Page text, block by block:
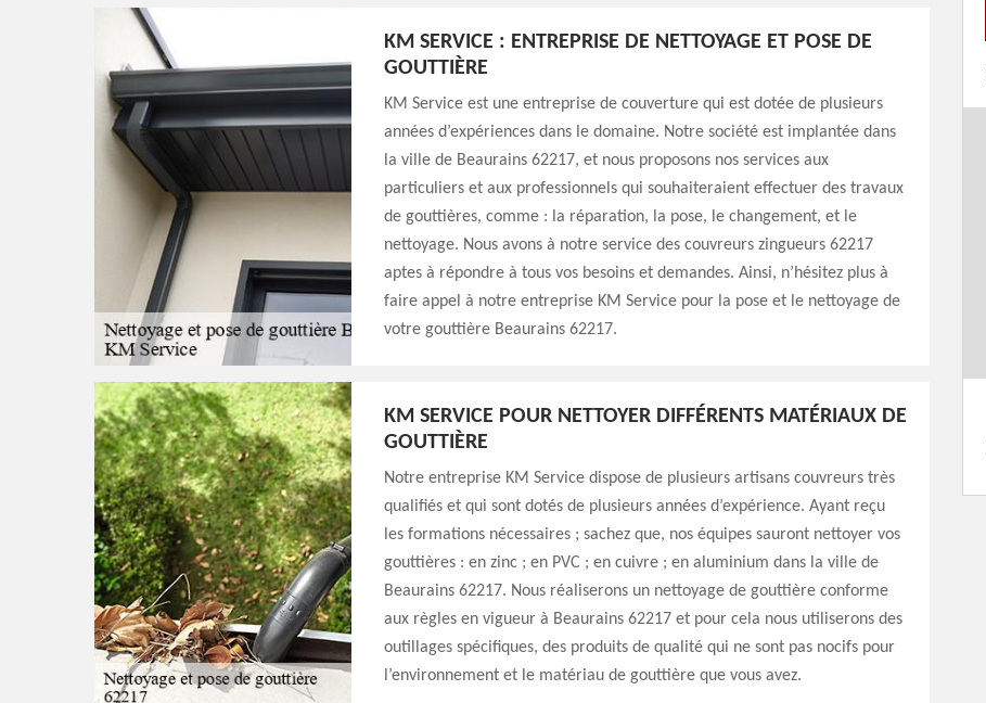
KM SERVICE : ENTREPRISE DE NETTOYAGE ET POSE DE
GOUTTIÈRE
KM Service est une entreprise de couverture qui est dotée de plusieurs
années d’expériences dans le domaine. Notre société est implantée dans
la ville de Beaurains 62217, et nous proposons nos services aux
particuliers et aux professionnels qui souhaiteraient effectuer des travaux
de gouttières, comme : la réparation, la pose, le changement, et le
nettoyage. Nous avons à notre service des couvreurs zingueurs 62217
aptes à répondre à tous vos besoins et demandes. Ainsi, n’hésitez plus à
faire appel à notre entreprise KM Service pour la pose et le nettoyage de
votre gouttière Beaurains 62217.
KM SERVICE POUR NETTOYER DIFFÉRENTS MATÉRIAUX DE
GOUTTIÈRE
Notre entreprise KM Service dispose de plusieurs artisans couvreurs très
qualifiés et qui sont dotés de plusieurs années d’expérience. Ayant reçu
les formations nécessaires ; sachez que, nos équipes sauront nettoyer vos
gouttières : en zinc ; en PVC ; en cuivre ; en aluminium dans la ville de
Beaurains 62217. Nous réaliserons un nettoyage de gouttière conforme
aux règles en vigueur à Beaurains 62217 et pour cela nous utiliserons des
outillages spécifiques, des produits de qualité qui ne sont pas nocifs pour
l’environnement et le matériau de gouttière que vous avez.